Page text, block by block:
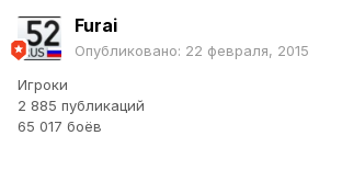
Furai
Опубликовано: 22 февраля, 2015
Игроки
2 885 публикаций
65 017 боёв